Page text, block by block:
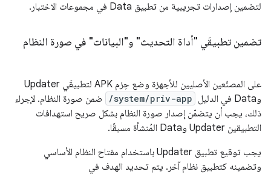
لتضمين إصدارات تجريبية من تطبيق Data في مجموعات الاختبار.
تضمين تطبيقَي "أداة التحديث" و"البيانات" في صورة النظام
على المصنّعين الأصليين للأجهزة وضع حِزم APK لتطبيقَي Updater
وData في الدليل
/system/priv-app
ضمن صورة النظام. لإجراء
ذلك، يجب أن يتضمّن إصدار صورة النظام بشكل صريح استهدافات
التطبيقين Updater وData المُنشأة مسبقًا.
يجب توقيع تطبيق Updater باستخدام مفتاح النظام الأساسي
وتضمينه كتطبيق نظام آخر. يتم تحديد الهدف في